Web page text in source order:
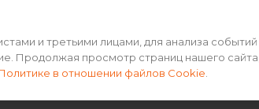
2026 г.
и третьими лицами, для анализа
Продолжая просмотр страниц нашего
в отношении файлов Cookie